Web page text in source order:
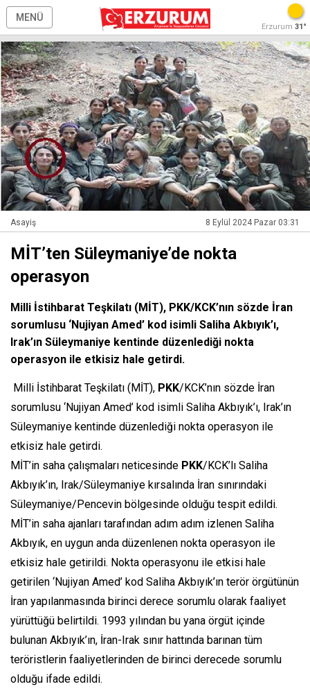
MENÜ
Erzurum 31°
Asayiş 8 Eylül 2024 Pazar 03:31
MİT’ten Süleymaniye’de nokta
operasyon
Milli İstihbarat Teşkilatı (MİT), PKK/KCK’nın sözde İran
sorumlusu ‘Nujiyan Amed’ kod isimli Saliha Akbıyık’ı,
Irak’ın Süleymaniye kentinde düzenlediği nokta
operasyon ile etkisiz hale getirdi.
Milli İstihbarat Teşkilatı (MİT), PKK/KCK’nın sözde İran
sorumlusu ‘Nujiyan Amed’ kod isimli Saliha Akbıyık’ı, Irak’ın
Süleymaniye kentinde düzenlediği nokta operasyon ile
etkisiz hale getirdi.
MİT’in saha çalışmaları neticesinde PKK/KCK’lı Saliha
Akbıyık’ın, Irak/Süleymaniye kırsalında İran sınırındaki
Süleymaniye/Pencevin bölgesinde olduğu tespit edildi.
MİT’in saha ajanları tarafından adım adım izlenen Saliha
Akbıyık, en uygun anda düzenlenen nokta operasyon ile
etkisiz hale getirildi. Nokta operasyonu ile etkisi hale
getirilen ‘Nujiyan Amed’ kod Saliha Akbıyık’ın terör örgütünün
İran yapılanmasında birinci derece sorumlu olarak faaliyet
yürüttüğü belirtildi. 1993 yılından bu yana örgüt içinde
bulunan Akbıyık’ın, İran-Irak sınır hattında barınan tüm
teröristlerin faaliyetlerinden de birinci derecede sorumlu
olduğu ifade edildi.